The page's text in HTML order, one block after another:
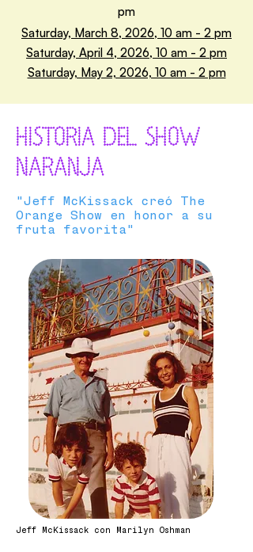
pm
Saturday, March 8, 2026, 10 am - 2 pm
Saturday, April 4, 2026, 10 am - 2 pm
Saturday, May 2, 2026, 10 am - 2 pm
HISTORIA DEL SHOW
NARANJA
"Jeff McKissack creó The
Orange Show en honor a su
fruta favorita"
Jeff McKissack con Marilyn Oshman